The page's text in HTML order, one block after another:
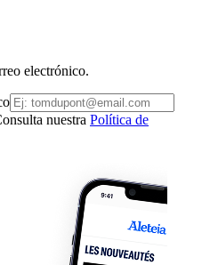
electrónico.
nuestra Política de